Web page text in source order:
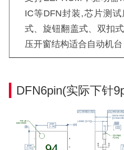
IC等DFN封装,芯片测
式、旋钮翻盖式、双扣
压开窗结构适合自动机台
DFN6pin(实际下针